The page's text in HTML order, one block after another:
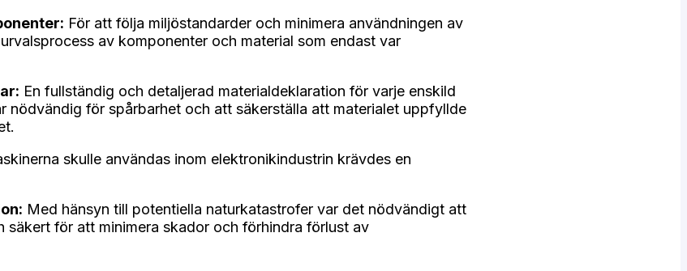
För att följa miljöstandarder och minimera användningen av
av komponenter och material som endast var
En fullständig och detaljerad materialdeklaration för varje enskild
nödvändig för spårbarhet och att säkerställa att materialet uppfyllde
skulle användas inom elektronikindustrin krävdes en
Med hänsyn till potentiella naturkatastrofer var det nödvändigt att
säkert för att minimera skador och förhindra förlust av